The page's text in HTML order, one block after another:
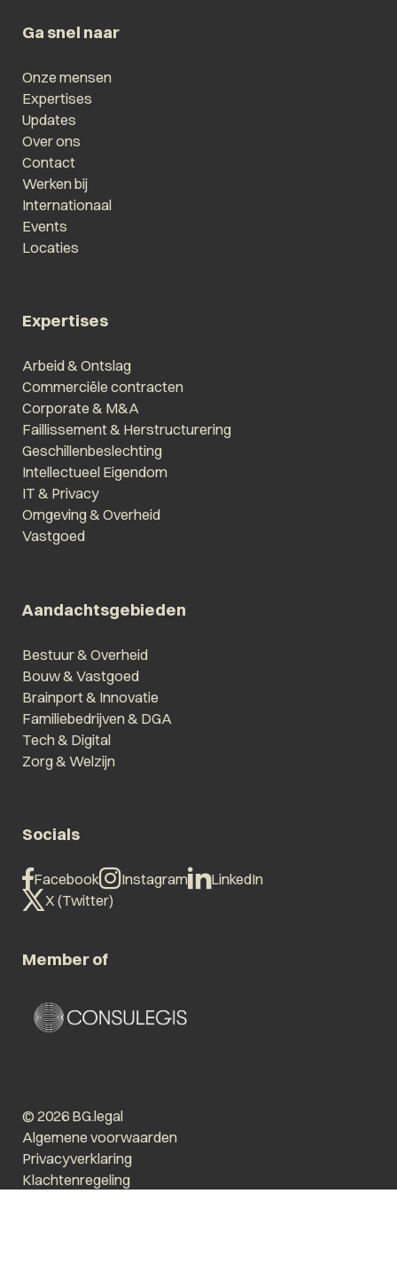
Ga snel naar
Onze mensen
Expertises
Updates
Over ons
Contact
Werken bij
Internationaal
Events
Locaties
Expertises
Arbeid & Ontslag
Commerciële contracten
Corporate & M&A
Faillissement & Herstructurering
Geschillenbeslechting
Intellectueel Eigendom
IT & Privacy
Omgeving & Overheid
Vastgoed
Aandachtsgebieden
Bestuur & Overheid
Bouw & Vastgoed
Brainport & Innovatie
Familiebedrijven & DGA
Tech & Digital
Zorg & Welzijn
Socials
Facebook Instagram
LinkedIn
X (Twitter)
Member of
© 2026 BG.legal
Algemene voorwaarden
Privacyverklaring
Klachtenregeling